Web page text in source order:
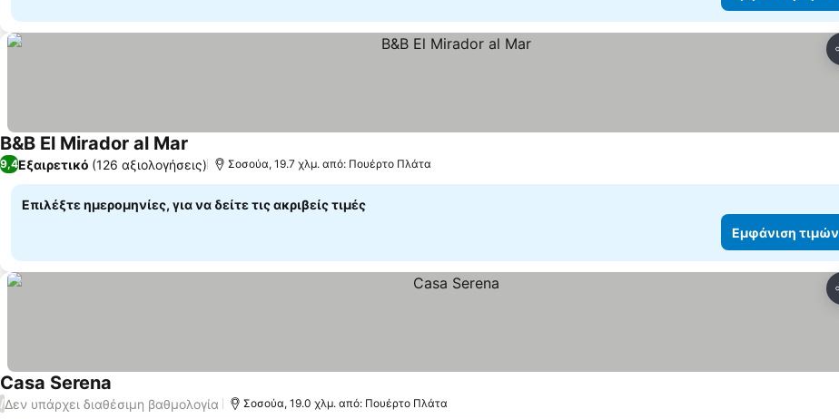
B&B El Mirador al Mar Εμφάνιση τιμών
9,4Εξαιρετικό (126 αξιολογήσεις) Σοσούα, 19.7 χλμ. από: Πουέρτο Πλάτα
Επιλέξτε ημερομηνίες, για να δείτε τις ακριβείς τιμές
Εμφάνιση τιμών
Casa Serena
/Δεν υπάρχει διαθέσιμη βαθμολογία Σοσούα, 19.0 χλμ. από: Πουέρτο Πλάτα